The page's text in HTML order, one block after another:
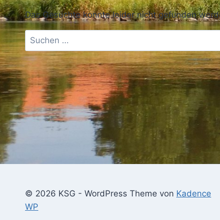
Das Gesuchte konnte leider nicht gefunden
Suchen
nach:
© 2026 KSG - WordPress Theme von Kadence
WP